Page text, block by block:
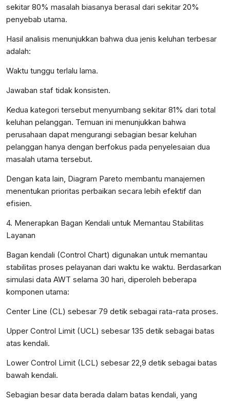
sekitar 80% masalah biasanya berasal dari sekitar 20%
penyebab utama.
Hasil analisis menunjukkan bahwa dua jenis keluhan terbesar
adalah:
Waktu tunggu terlalu lama.
Jawaban staf tidak konsisten.
Kedua kategori tersebut menyumbang sekitar 81% dari total
keluhan pelanggan. Temuan ini menunjukkan bahwa
perusahaan dapat mengurangi sebagian besar keluhan
pelanggan hanya dengan berfokus pada penyelesaian dua
masalah utama tersebut.
Dengan kata lain, Diagram Pareto membantu manajemen
menentukan prioritas perbaikan secara lebih efektif dan
efisien.
4. Menerapkan Bagan Kendali untuk Memantau Stabilitas
Layanan
Bagan kendali (Control Chart) digunakan untuk memantau
stabilitas proses pelayanan dari waktu ke waktu. Berdasarkan
simulasi data AWT selama 30 hari, diperoleh beberapa
komponen utama:
Center Line (CL) sebesar 79 detik sebagai rata-rata proses.
Upper Control Limit (UCL) sebesar 135 detik sebagai batas
atas kendali.
Lower Control Limit (LCL) sebesar 22,9 detik sebagai batas
bawah kendali.
Sebagian besar data berada dalam batas kendali, yang